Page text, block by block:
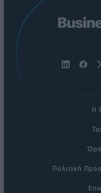
Η
Πολιτική